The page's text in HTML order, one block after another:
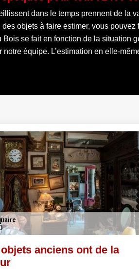
dans le temps prennent de la
objets à faire estimer, vous
se fait en fonction de la situation
équipe. L’estimation en elle-
anciens ont de la